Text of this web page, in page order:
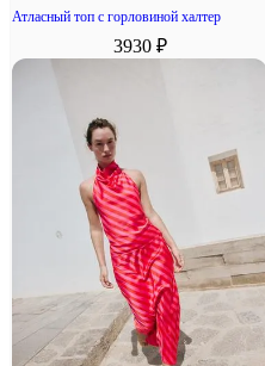
Атласный топ с горловиной халтер
3930 ₽